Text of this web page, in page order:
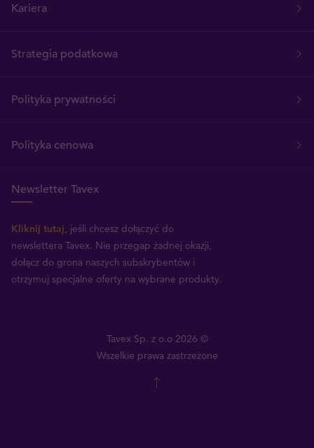
Kariera
Strategia podatkowa
Polityka prywatności
Polityka cenowa
Newsletter Tavex
Kliknij tutaj , jeśli chcesz dołączyć do
newslettera Tavex. Nie przegap żadnej okazji,
dołącz do grona naszych subskrybentów i
otrzymuj specjalne oferty na wybrane produkty.
Tavex Sp. z o.o 2026 ©
Wszelkie prawa zastrzeżone